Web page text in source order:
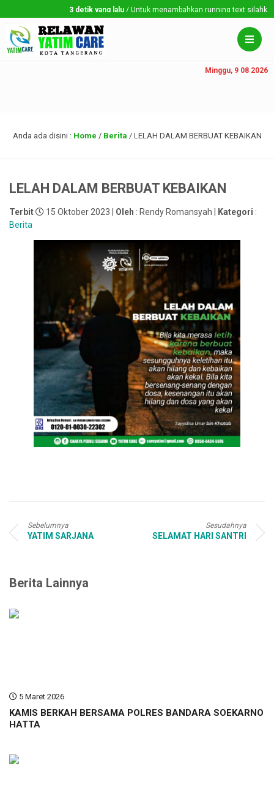
3 detik yang lalu / Untuk menambahkan running text silahkan
Minggu, 9 08 2026
Anda ada disini : Home / Berita / LELAH DALAM BERBUAT KEBAIKAN
LELAH DALAM BERBUAT KEBAIKAN
Terbit 15 Oktober 2023 | Oleh : Rendy Romansyah | Kategori :
Berita
Sebelumnya
YATIM SARJANA
Sesudahnya
SELAMAT HARI SANTRI
Berita Lainnya
5 Maret 2026
KAMIS BERKAH BERSAMA POLRES BANDARA SOEKARNO
HATTA